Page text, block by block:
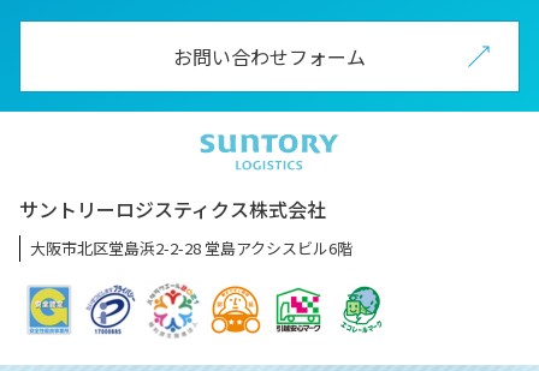
お問い合わせフォーム
サントリーロジスティクス株式会社
大阪市北区堂島浜2-2-28 堂島アクシスビル6階